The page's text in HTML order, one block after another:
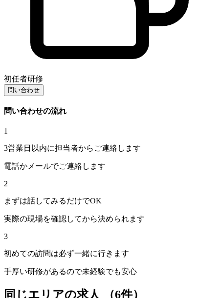
初任者研修
問い合わせ
問い合わせの流れ
1
3営業日以内に担当者からご連絡します
電話かメールでご連絡します
2
まずは話してみるだけでOK
実際の現場を確認してから決められます
3
初めての訪問は必ず一緒に行きます
手厚い研修があるので未経験でも安心
同じエリアの求人 （6件）